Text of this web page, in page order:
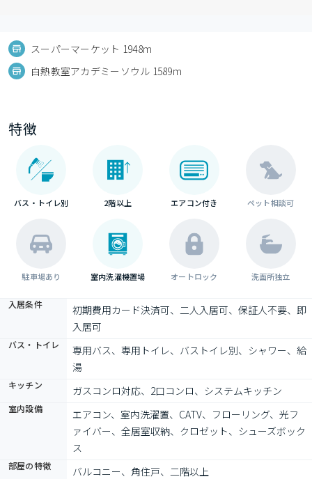
スーパーマーケット 1948m
白熱教室アカデミーソウル 1589m
特徴
バス・トイレ別 2階以上 エアコン付き ペット相談可
駐車場あり 室内洗濯機置場 オートロック 洗面所独立
入居条件
初期費用カード決済可、二人入居可、保証人不要、即
入居可
バス・トイレ
専用バス、専用トイレ、バストイレ別、シャワー、給
湯
キッチン ガスコンロ対応、2口コンロ、システムキッチン
室内設備
エアコン、室内洗濯置、CATV、フローリング、光フ
ァイバー、全居室収納、クロゼット、シューズボック
ス
部屋の特徴 バルコニー、角住戸、二階以上